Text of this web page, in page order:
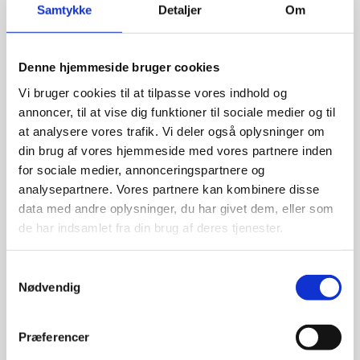
Samtykke Detaljer Om
Denne hjemmeside bruger cookies
Vi bruger cookies til at tilpasse vores indhold og
annoncer, til at vise dig funktioner til sociale medier og til
at analysere vores trafik. Vi deler også oplysninger om
din brug af vores hjemmeside med vores partnere inden
for sociale medier, annonceringspartnere og
analysepartnere. Vores partnere kan kombinere disse
data med andre oplysninger, du har givet dem, eller som
de har indsamlet fra din brug af deres tjenester.
Nødvendig
Præferencer
Uncategorized
Hvad er en mentor?
Uncategorized/dnn
En mentor kan vejlede og guide dig, når du står i en situation,
hvor du har brug for hjælp og støtte samt for at se nye
perspektiver og muligheder.
en
mentor?
Gå